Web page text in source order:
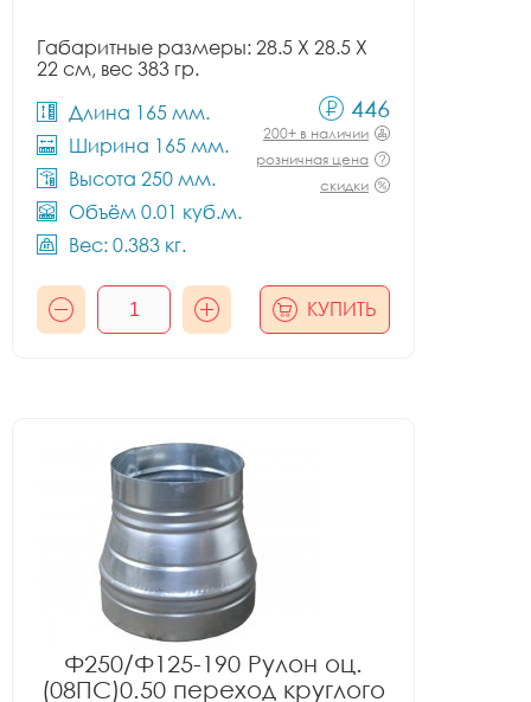
Габаритные размеры: 28.5 X 28.5 X
22 см, вес 383 гр.
Длина 165 мм.
Ширина 165 мм.
Высота 250 мм.
Объём 0.01 куб.м.
Вес: 0.383 кг.
446
200+ в наличии
розничная цена
скидки
КУПИТЬ
Ф250/Ф125-190 Рулон оц.
(08ПС)0.50 переход круглого